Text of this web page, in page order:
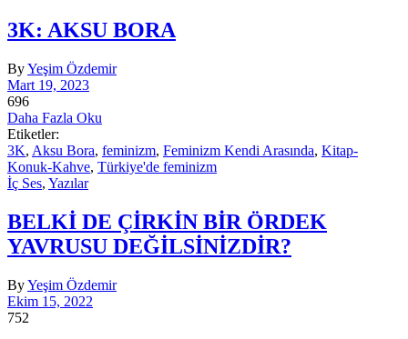
3K: AKSU BORA
ByYeşim Özdemir
Mart 19, 2023
696
Daha Fazla Oku
Etiketler:
3K, Aksu Bora, feminizm, Feminizm Kendi Arasında, Kitap-
Konuk-Kahve, Türkiye'de feminizm
İç Ses, Yazılar
BELKİ DE ÇİRKİN BİR ÖRDEK
YAVRUSU DEĞİLSİNİZDİR?
ByYeşim Özdemir
Ekim 15, 2022
752